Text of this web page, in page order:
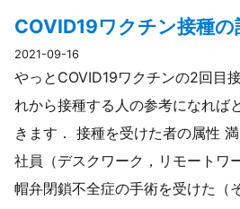
COVID19ワクチン接種の
2021-09-16
やっとCOVID19ワクチンの2回目
れから接種する人の参考になれば
きます． 接種を受けた者の属性
社員（デスクワーク，リモートワ
帽弁閉鎖不全症の手術を受けた（